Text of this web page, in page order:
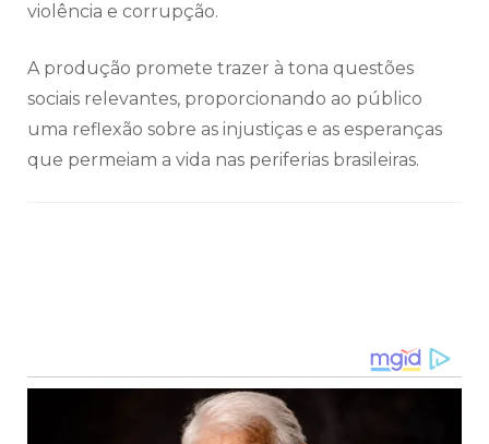
violência e corrupção.
A produção promete trazer à tona questões
sociais relevantes, proporcionando ao público
uma reflexão sobre as injustiças e as esperanças
que permeiam a vida nas periferias brasileiras.
de